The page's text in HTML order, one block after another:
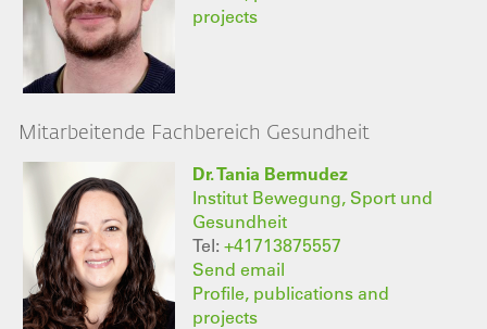
projects
Mitarbeitende Fachbereich Gesundheit
Dr. Tania Bermudez
Institut Bewegung, Sport und
Gesundheit
Tel: +41713875557
Send email
Profile, publications and
projects